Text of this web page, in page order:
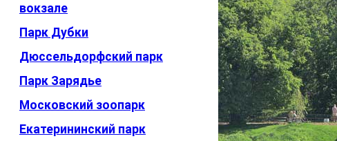
вокзале
Парк Дубки
Дюссельдорфский парк
Парк Зарядье
Московский зоопарк
Екатерининский парк